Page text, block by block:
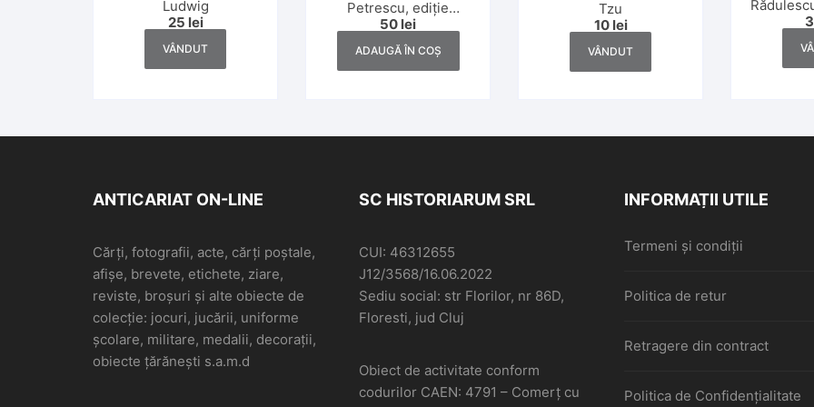
Ludwig
25 lei
VÂNDUT
Petrescu, ediție
definitivă, 1945
50 lei
ADAUGĂ ÎN COȘ
Tzu
10 lei
VÂNDUT
ANTICARIAT ON-LINE
Cărți, fotografii, acte, cărți poștale,
afișe, brevete, etichete, ziare,
reviste, broșuri și alte obiecte de
colecție: jocuri, jucării, uniforme
școlare, militare, medalii, decorații,
obiecte țărănești s.a.m.d
SC HISTORIARUM SRL
CUI: 46312655
J12/3568/16.06.2022
Sediu social: str Florilor, nr 86D,
Floresti, jud Cluj
Obiect de activitate conform
codurilor CAEN: 4791 – Comerţ cu
INFORMAȚII UTILE
Termeni și condiții
Politica de retur
Retragere din contract
Politica de Confidențialitate